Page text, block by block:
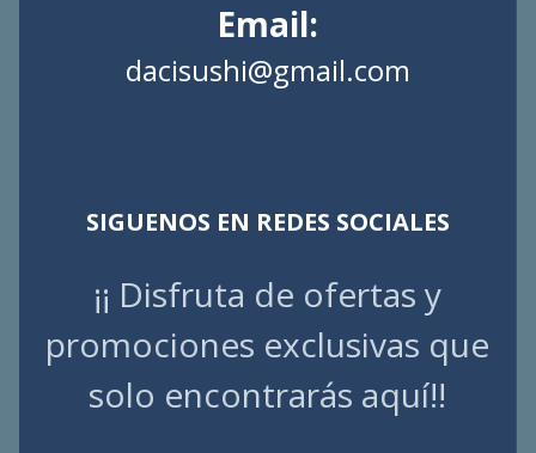
Email:
dacisushi@gmail.com
SIGUENOS EN REDES SOCIALES
¡¡ Disfruta de ofertas y
promociones exclusivas que
solo encontrarás aquí!!